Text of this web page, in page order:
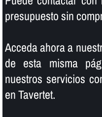
presupuesto sin
Acceda ahora a
de esta misma
nuestros servicios
en Tavertet.